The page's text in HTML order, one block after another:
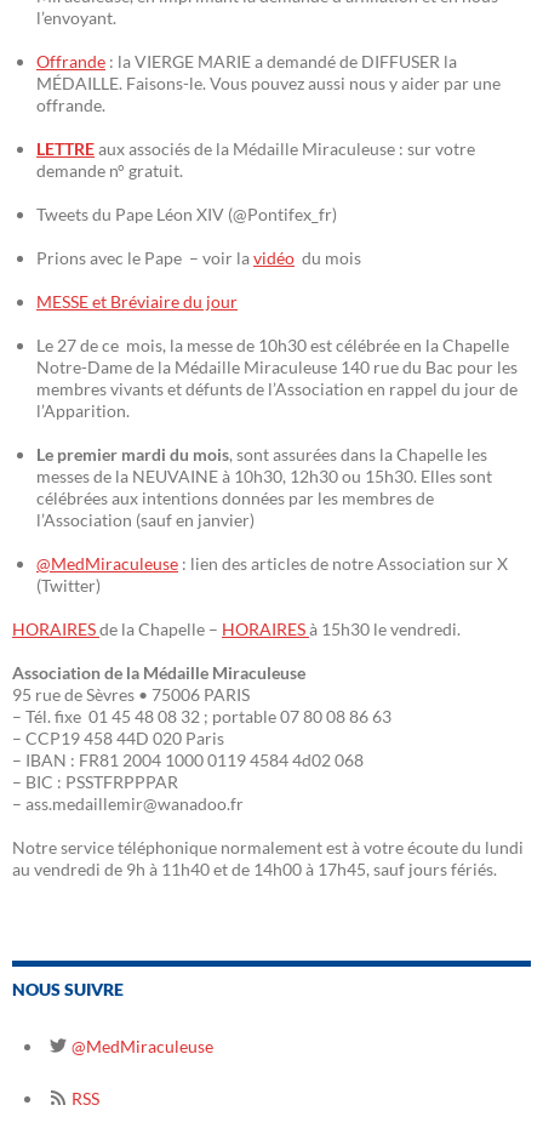
l’envoyant.
Offrande : la VIERGE MARIE a demandé de DIFFUSER la
MÉDAILLE. Faisons-le. Vous pouvez aussi nous y aider par une
offrande.
LETTREaux associés de la Médaille Miraculeuse : sur votre
demande n° gratuit.
Tweets du Pape Léon XIV (@Pontifex_fr)
Prions avec le Pape – voir lavidéo du mois
MESSE et Bréviaire du jour
Le 27 de ce mois, la messe de 10h30 est célébrée en la Chapelle
Notre-Dame de la Médaille Miraculeuse 140 rue du Bac pour les
membres vivants et défunts de l’Association en rappel du jour de
l’Apparition.
Le premier mardi du mois, sont assurées dans la Chapelle les
messes de la NEUVAINE à 10h30, 12h30 ou 15h30. Elles sont
célébrées aux intentions données par les membres de
l’Association (sauf en janvier)
@MedMiraculeuse : lien des articles de notre Association sur X
(Twitter)
HORAIRESde la Chapelle – HORAIRESà 15h30 le vendredi.
Association de la Médaille Miraculeuse
95 rue de Sèvres • 75006 PARIS
– Tél. fixe 01 45 48 08 32 ; portable 07 80 08 86 63
– CCP19 458 44D 020 Paris
– IBAN : FR81 2004 1000 0119 4584 4d02 068
– BIC : PSSTFRPPPAR
– ass.medaillemir@wanadoo.fr
Notre service téléphonique normalement est à votre écoute du lundi
au vendredi de 9h à 11h40 et de 14h00 à 17h45, sauf jours fériés.
NOUS SUIVRE
@MedMiraculeuse
RSS